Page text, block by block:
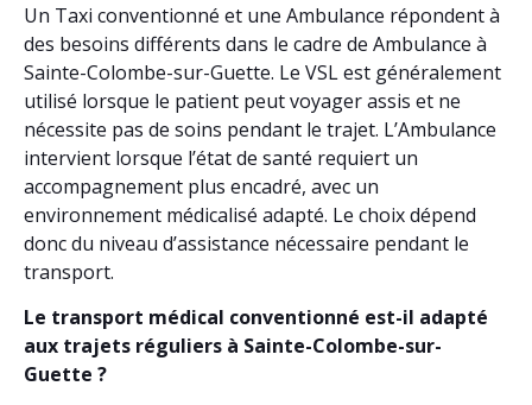
Un Taxi conventionné et une Ambulance répondent à
des besoins différents dans le cadre de Ambulance à
Sainte-Colombe-sur-Guette. Le VSL est généralement
utilisé lorsque le patient peut voyager assis et ne
nécessite pas de soins pendant le trajet. L’Ambulance
intervient lorsque l’état de santé requiert un
accompagnement plus encadré, avec un
environnement médicalisé adapté. Le choix dépend
donc du niveau d’assistance nécessaire pendant le
transport.
Le transport médical conventionné est-il adapté
aux trajets réguliers à Sainte-Colombe-sur-
Guette ?